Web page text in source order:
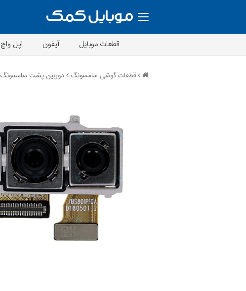
قطعات موبایل آیفون اپل واچ
قطعات گوشی سامسونگ دوربین پشت سامسونگ A11 + اجرت تعویض